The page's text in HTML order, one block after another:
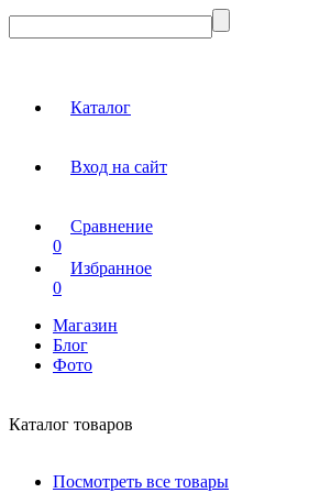
Каталог
Вход на сайт
Сравнение
0
Избранное
0
Магазин
Блог
Фото
Каталог товаров
Посмотреть все товары